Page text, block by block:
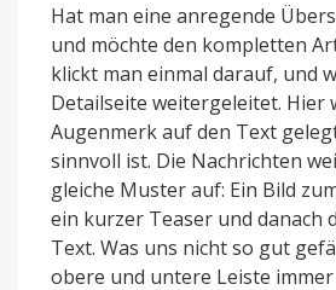
Hat man eine anregende
und möchte den kompletten
klickt man einmal darauf, und
Detailseite weitergeleitet. Hier
Augenmerk auf den Text
sinnvoll ist. Die Nachrichten
gleiche Muster auf: Ein Bild
ein kurzer Teaser und danach
Text. Was uns nicht so gut
obere und untere Leiste